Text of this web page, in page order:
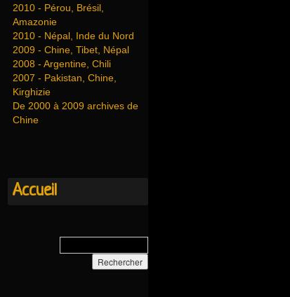
2010 - Pérou, Brésil,
Amazonie
2010 - Népal, Inde du Nord
2009 - Chine, Tibet, Népal
2008 - Argentine, Chili
2007 - Pakistan, Chine,
Kirghizie
De 2000 à 2009 archives de
Chine
Accueil